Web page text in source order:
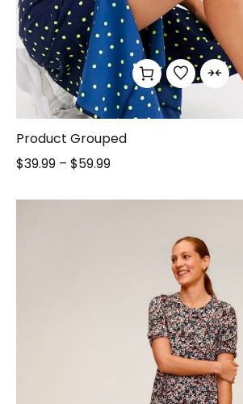
Product Grouped
$39.99 – $59.99